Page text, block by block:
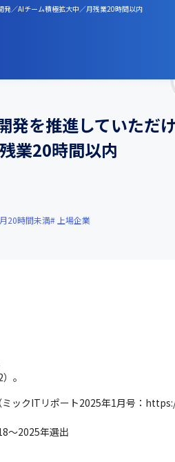
／AIチーム積極拡大中／月残業20時間以内
発を推進していただ
業20時間以内
20時間未満 上場企業
。
ミックITリポート2025年1月号：
～2025年選出